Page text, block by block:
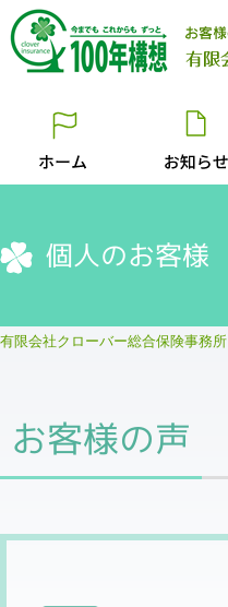
個人のお客様
有限会社クローバー総合保険事務所
お客様の声